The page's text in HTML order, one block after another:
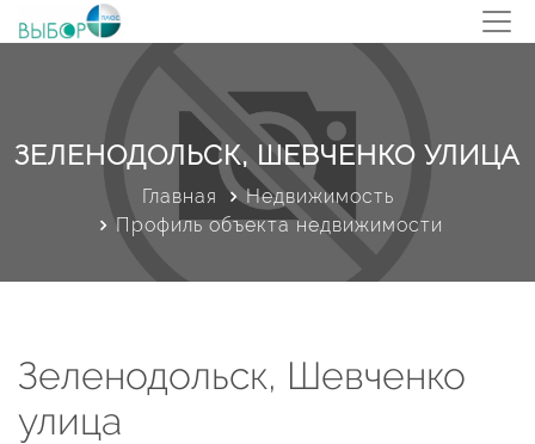
ЗЕЛЕНОДОЛЬСК, ШЕВЧЕНКО УЛИЦА
Главная
Недвижимость
Профиль объекта недвижимости
Зеленодольск, Шевченко
улица